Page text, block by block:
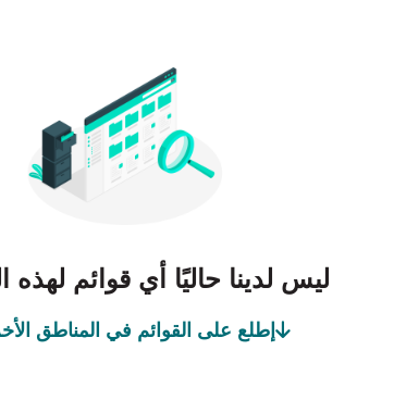
ليس لدينا حاليًا أي قوائم لهذه
إطلع على القوائم في المناطق